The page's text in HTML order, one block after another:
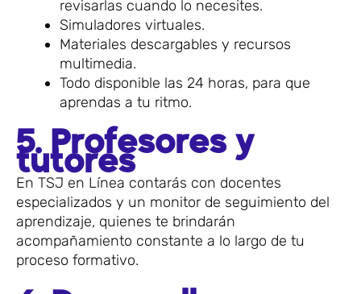
revisarlas cuando lo necesites.
Simuladores virtuales.
Materiales descargables y recursos
multimedia.
Todo disponible las 24 horas, para que
aprendas a tu ritmo.
5. Profesores y
tutores
En TSJ en Línea contarás con docentes
especializados y un monitor de seguimiento del
aprendizaje, quienes te brindarán
acompañamiento constante a lo largo de tu
proceso formativo.